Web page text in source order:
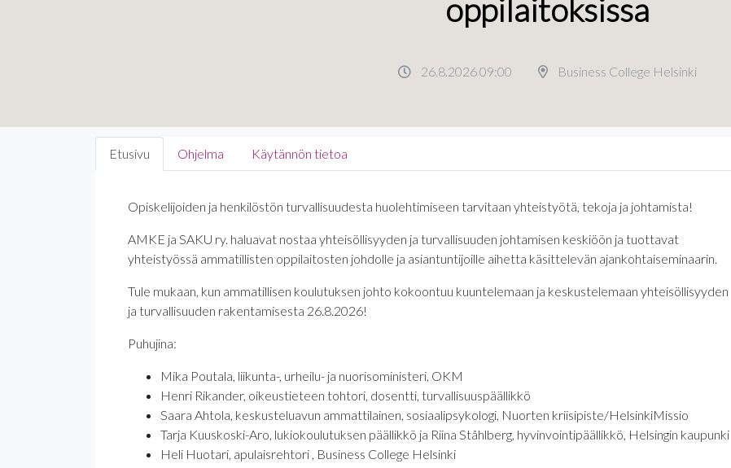
oppilaitoksissa
26.8.2026 09:00 Business College Helsinki
Etusivu Ohjelma Käytännön tietoa
Opiskelijoiden ja henkilöstön turvallisuudesta huolehtimiseen tarvitaan yhteistyötä, tekoja ja johtamista!
AMKE ja SAKU ry. haluavat nostaa yhteisöllisyyden ja turvallisuuden johtamisen keskiöön ja tuottavat
yhteistyössä ammatillisten oppilaitosten johdolle ja asiantuntijoille aihetta käsittelevän ajankohtaiseminaarin.
Tule mukaan, kun ammatillisen koulutuksen johto kokoontuu kuuntelemaan ja keskustelemaan yhteisöllisyyden
ja turvallisuuden rakentamisesta 26.8.2026!
Puhujina:
Mika Poutala, liikunta-, urheilu- ja nuorisoministeri, OKM
Henri Rikander, oikeustieteen tohtori, dosentti, turvallisuuspäällikkö
Saara Ahtola, keskusteluavun ammattilainen, sosiaalipsykologi, Nuorten kriisipiste/HelsinkiMissio
Tarja Kuuskoski-Aro, lukiokoulutuksen päällikkö ja Riina Ståhlberg, hyvinvointipäällikkö, Helsingin kaupunki
Heli Huotari, apulaisrehtori , Business College Helsinki